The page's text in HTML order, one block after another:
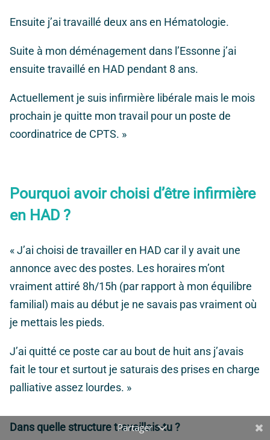
Ensuite j’ai travaillé deux ans en Hématologie.
Suite à mon déménagement dans l’Essonne j’ai
ensuite travaillé en HAD pendant 8 ans.
Actuellement je suis infirmière libérale mais le mois
prochain je quitte mon travail pour un poste de
coordinatrice de CPTS. »
Pourquoi avoir choisi d’être infirmière
en HAD ?
« J’ai choisi de travailler en HAD car il y avait une
annonce avec des postes. Les horaires m’ont
vraiment attiré 8h/15h (par rapport à mon équilibre
familial) mais au début je ne savais pas vraiment où
je mettais les pieds.
J’ai quitté ce poste car au bout de huit ans j’avais
fait le tour et surtout je saturais des prises en charge
palliative assez lourdes. »
Dans quelle structure travaillais-tu ?